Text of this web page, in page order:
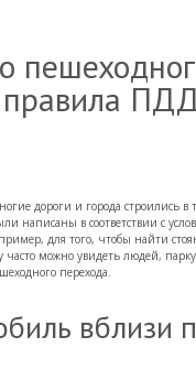
правила
дороги и города строились в
написаны в соответствии с
для того, чтобы найти
можно увидеть людей,
перехода.
вблизи